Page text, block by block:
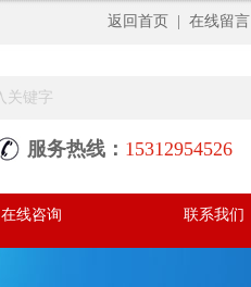
返回首页 在线留言
服务热线： 15312954526
在线咨询 联系我们